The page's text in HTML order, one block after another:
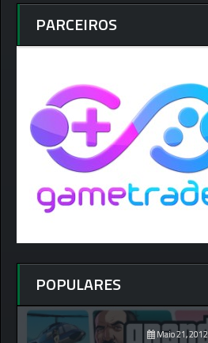
PARCEIROS
POPULARES
Maio 21, 2012